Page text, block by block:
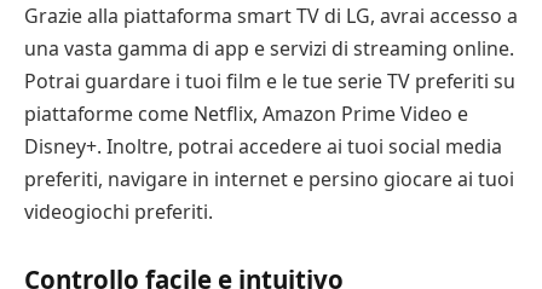
Grazie alla piattaforma smart TV di LG, avrai accesso a
una vasta gamma di app e servizi di streaming online.
Potrai guardare i tuoi film e le tue serie TV preferiti su
piattaforme come Netflix, Amazon Prime Video e
Disney+. Inoltre, potrai accedere ai tuoi social media
preferiti, navigare in internet e persino giocare ai tuoi
videogiochi preferiti.
Controllo facile e intuitivo